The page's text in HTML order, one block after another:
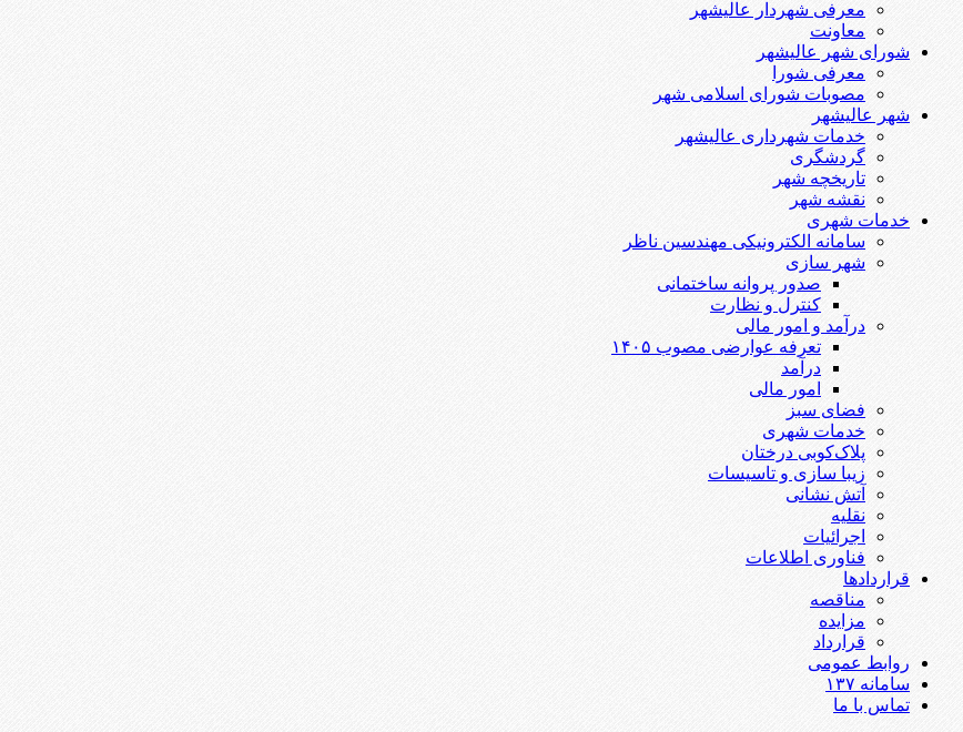
معرفی شهردار عالیشهر
معاونت
شورای شهر عالیشهر
معرفی شورا
مصوبات شورای اسلامی شهر
شهر عالیشهر
خدمات شهرداری عالیشهر
گردشگری
تاریخچه شهر
نقشه شهر
خدمات شهری
سامانه الکترونیکی مهندسین ناظر
شهر سازی
صدور پروانه ساختمانی
کنترل و نظارت
درآمد و امور مالی
تعرفه عوارضی مصوب ۱۴۰۵
درآمد
امور مالی
فضای سبز
خدمات شهری
پلاک‌کوبی درختان
زیبا سازی و تاسیسات
آتش نشانی
نقلیه
اجرائیات
فناوری اطلاعات
قراردادها
مناقصه
مزایده
قرارداد
روابط عمومی
سامانه ۱۳۷
تماس با ما